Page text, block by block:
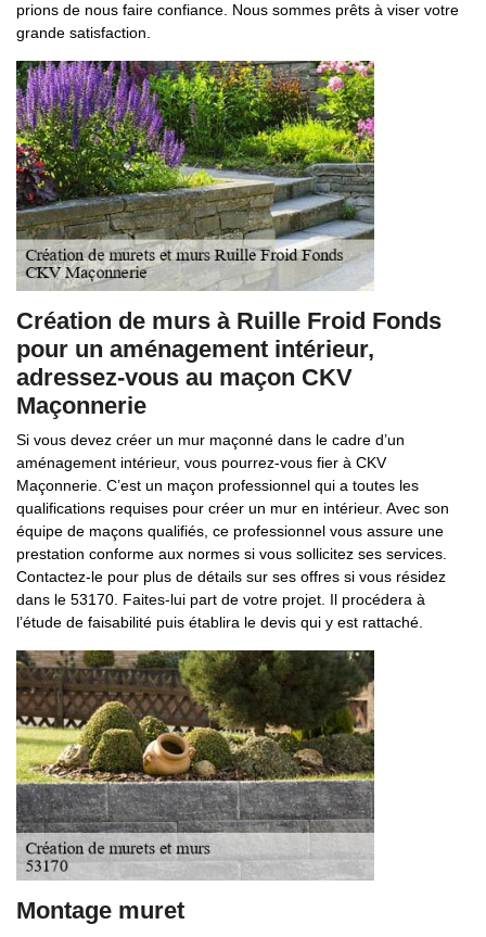
prions de nous faire confiance. Nous sommes prêts à viser votre
grande satisfaction.
Création de murs à Ruille Froid Fonds
pour un aménagement intérieur,
adressez-vous au maçon CKV
Maçonnerie
Si vous devez créer un mur maçonné dans le cadre d’un
aménagement intérieur, vous pourrez-vous fier à CKV
Maçonnerie. C’est un maçon professionnel qui a toutes les
qualifications requises pour créer un mur en intérieur. Avec son
équipe de maçons qualifiés, ce professionnel vous assure une
prestation conforme aux normes si vous sollicitez ses services.
Contactez-le pour plus de détails sur ses offres si vous résidez
dans le 53170. Faites-lui part de votre projet. Il procédera à
l’étude de faisabilité puis établira le devis qui y est rattaché.
Montage muret